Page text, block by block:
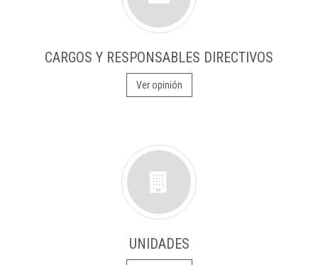
CARGOS Y RESPONSABLES DIRECTIVOS
Ver opinión
UNIDADES